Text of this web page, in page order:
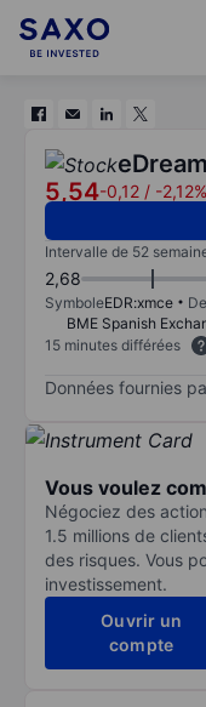
5,54-0,12 / -2,12%
Intervalle de 52
2,68
SymboleEDR:xmce
BME Spanish
15 minutes différées
Données fournies
Vous voulez
Négociez des
1.5 millions de
des risques. Vous
investissement.
Ouvrir un
compte